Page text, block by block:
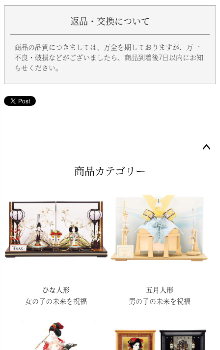
返品・交換について
商品の品質につきましては、万全を期しておりますが、万一
不良・破損などがございましたら、商品到着後7日以内にお知
らせください。
商品カテゴリー
ひな人形
女の子の未来を祝福
五月人形
男の子の未来を祝福